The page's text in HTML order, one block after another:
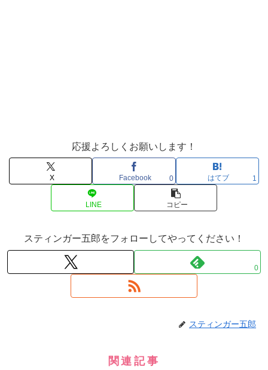
応援よろしくお願いします！
X Facebook 0 はてブ 1
LINE コピー
スティンガー五郎をフォローしてやってください！
0
スティンガー五郎
関連記事